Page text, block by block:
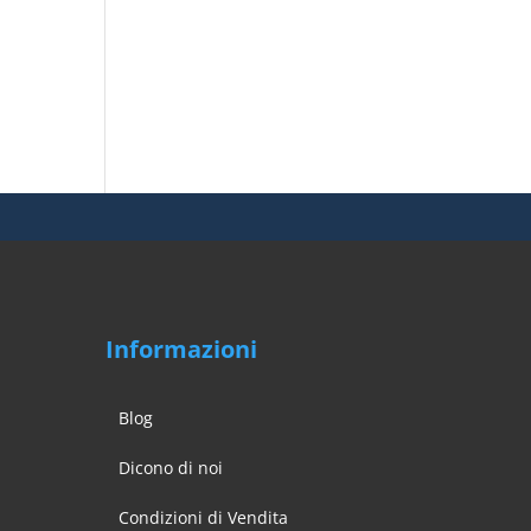
Informazioni
Blog
Dicono di noi
Condizioni di Vendita